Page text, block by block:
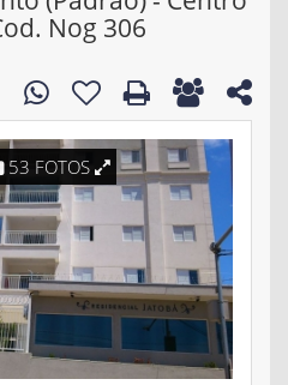
Nog 306
53 FOTOS